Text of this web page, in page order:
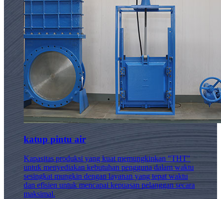
katup pintu air
Kapasitas produksi yang kuat memungkinkan "THT"
untuk menyediakan kebutuhan pengguna dalam waktu
sesingkat mungkin dengan layanan yang tepat waktu
dan efisien untuk mencapai kepuasan pelanggan secara
maksimal.